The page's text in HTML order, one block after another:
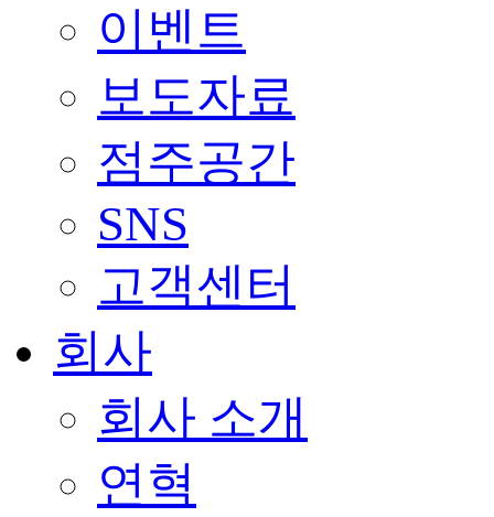
이벤트
보도자료
점주공간
SNS
고객센터
회사
회사 소개
연혁